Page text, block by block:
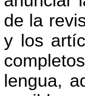
de la
y los
lengua,